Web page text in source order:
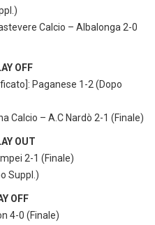
Calcio – Albalonga 2-0
OFF
Paganese 1-2 (Dopo
Calcio – A.C Nardò 2-1 (Finale)
OUT
2-1 (Finale)
Suppl.)
OFF
4-0 (Finale)